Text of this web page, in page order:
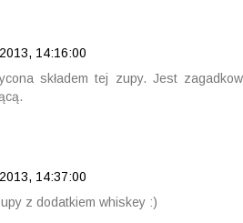
14:16:00
składem tej zupy. Jest
14:37:00
z dodatkiem whiskey :)